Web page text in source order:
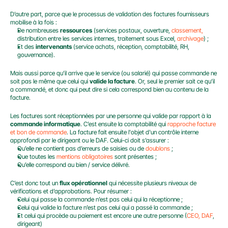
D’autre part, parce que le processus de validation des factures fournisseurs
mobilise à la fois :
De nombreuses ressources (services postaux, ouverture, classement,
distribution entre les services internes, traitement sous Excel, archivage) ;
Et des intervenants (service achats, réception, comptabilité, RH,
gouvernance).
Mais aussi parce qu’il arrive que le service (ou salarié) qui passe commande ne
soit pas le même que celui qui valide la facture. Or, seul le premier sait ce qu’il
a commandé, et donc qui peut dire si cela correspond bien au contenu de la
facture.
commande informatique. C’est ensuite la comptabilité qui rapproche facture
et bon de commande. La facture fait ensuite l'objet d'un contrôle interne
approfondi par le dirigeant ou le DAF. Celui-ci doit s’assurer :
Qu’elle ne contient pas d’erreurs de saisies ou de doublons ;
Que toutes les mentions obligatoires sont présentes ;
Qu’elle correspond au bien / service délivré.
C’est donc tout un flux opérationnel qui nécessite plusieurs niveaux de
vérifications et d’approbations. Pour résumer :
Celui qui passe la commande n’est pas celui qui la réceptionne ;
Celui qui valide la facture n’est pas celui qui a passé la commande ;
Et celui qui procède au paiement est encore une autre personne (CEO, DAF,
dirigeant)